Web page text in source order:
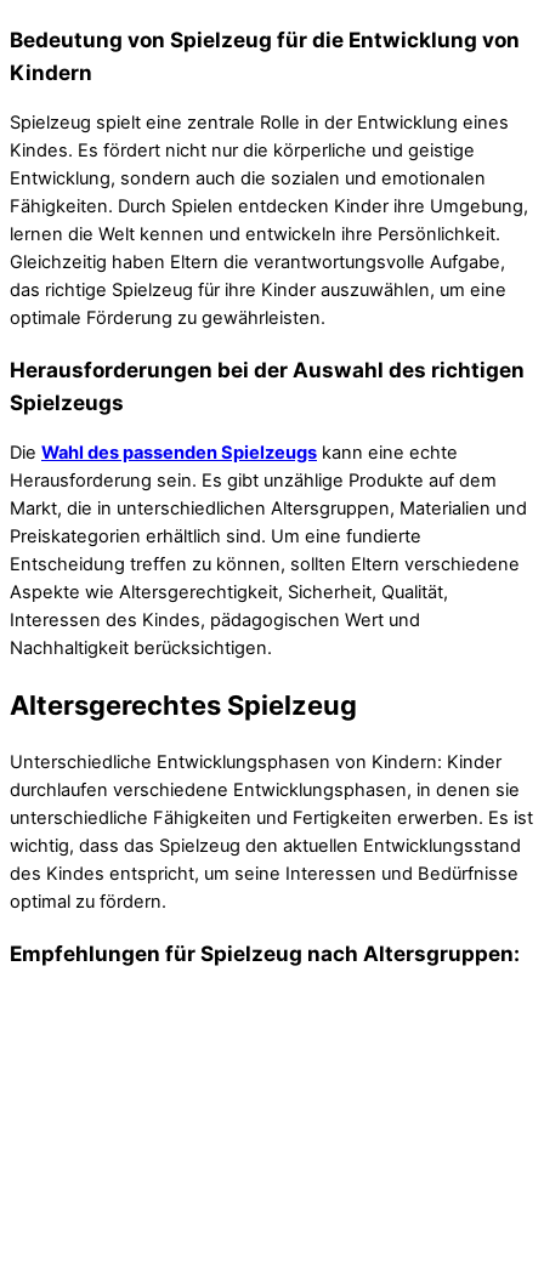
Bedeutung von Spielzeug für die Entwicklung von
Kindern
Spielzeug spielt eine zentrale Rolle in der Entwicklung eines
Kindes. Es fördert nicht nur die körperliche und geistige
Entwicklung, sondern auch die sozialen und emotionalen
Fähigkeiten. Durch Spielen entdecken Kinder ihre Umgebung,
lernen die Welt kennen und entwickeln ihre Persönlichkeit.
Gleichzeitig haben Eltern die verantwortungsvolle Aufgabe,
das richtige Spielzeug für ihre Kinder auszuwählen, um eine
optimale Förderung zu gewährleisten.
Herausforderungen bei der Auswahl des richtigen
Spielzeugs
Die Wahl des passenden Spielzeugs kann eine echte
Herausforderung sein. Es gibt unzählige Produkte auf dem
Markt, die in unterschiedlichen Altersgruppen, Materialien und
Preiskategorien erhältlich sind. Um eine fundierte
Entscheidung treffen zu können, sollten Eltern verschiedene
Aspekte wie Altersgerechtigkeit, Sicherheit, Qualität,
Interessen des Kindes, pädagogischen Wert und
Nachhaltigkeit berücksichtigen.
Altersgerechtes Spielzeug
Unterschiedliche Entwicklungsphasen von Kindern: Kinder
durchlaufen verschiedene Entwicklungsphasen, in denen sie
unterschiedliche Fähigkeiten und Fertigkeiten erwerben. Es ist
wichtig, dass das Spielzeug den aktuellen Entwicklungsstand
des Kindes entspricht, um seine Interessen und Bedürfnisse
optimal zu fördern.
Empfehlungen für Spielzeug nach Altersgruppen: